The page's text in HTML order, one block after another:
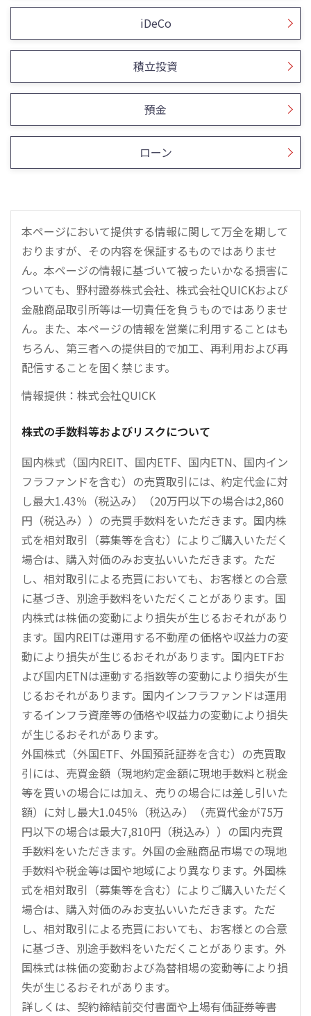
iDeCo
積立投資
預金
ローン
本ページにおいて提供する情報に関して万全を期して
おりますが、その内容を保証するものではありませ
ん。本ページの情報に基づいて被ったいかなる損害に
ついても、野村證券株式会社、株式会社QUICKおよび
金融商品取引所等は一切責任を負うものではありませ
ん。また、本ページの情報を営業に利用することはも
ちろん、第三者への提供目的で加工、再利用および再
配信することを固く禁じます。
情報提供：株式会社QUICK
株式の手数料等およびリスクについて
国内株式（国内REIT、国内ETF、国内ETN、国内イン
フラファンドを含む）の売買取引には、約定代金に対
し最大1.43％（税込み）（20万円以下の場合は2,860
円（税込み））の売買手数料をいただきます。国内株
式を相対取引（募集等を含む）によりご購入いただく
場合は、購入対価のみお支払いいただきます。ただ
し、相対取引による売買においても、お客様との合意
に基づき、別途手数料をいただくことがあります。国
内株式は株価の変動により損失が生じるおそれがあり
ます。国内REITは運用する不動産の価格や収益力の変
動により損失が生じるおそれがあります。国内ETFお
よび国内ETNは連動する指数等の変動により損失が生
じるおそれがあります。国内インフラファンドは運用
するインフラ資産等の価格や収益力の変動により損失
が生じるおそれがあります。
外国株式（外国ETF、外国預託証券を含む）の売買取
引には、売買金額（現地約定金額に現地手数料と税金
等を買いの場合には加え、売りの場合には差し引いた
額）に対し最大1.045％（税込み）（売買代金が75万
円以下の場合は最大7,810円（税込み））の国内売買
手数料をいただきます。外国の金融商品市場での現地
手数料や税金等は国や地域により異なります。外国株
式を相対取引（募集等を含む）によりご購入いただく
場合は、購入対価のみお支払いいただきます。ただ
し、相対取引による売買においても、お客様との合意
に基づき、別途手数料をいただくことがあります。外
国株式は株価の変動および為替相場の変動等により損
失が生じるおそれがあります。
詳しくは、契約締結前交付書面や上場有価証券等書